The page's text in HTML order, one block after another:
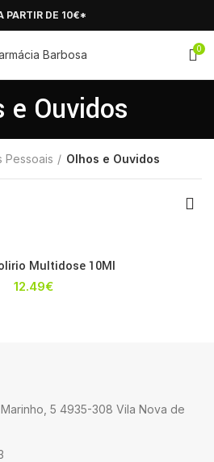
PARTIR DE 10€*
0
e Ouvidos
Pessoais Olhos e Ouvidos
Multidose 10Ml
12.49€
5 4935-308 Vila Nova de